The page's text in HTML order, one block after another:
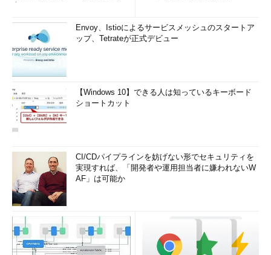
Envoy、Istioによるサービスメッシュのスタートア
ップ、Tetrateが正式デビュー
【Windows 10】できる人は知っているキーボード
ショートカット
CI/CDパイプラインを妨げない形でセキュリティを
実現すれば、「開発者や運用担当者に嫌われないW
AF」は可能か